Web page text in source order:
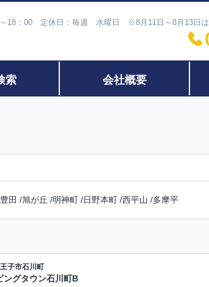
18：00 定休日：毎週 水曜日 ※8月11日～8月13日は
索 会社概要
豊田 /旭が丘 /明神町 /日野本町 /西平山 /多摩平
子市石川町
ングタウン石川町B